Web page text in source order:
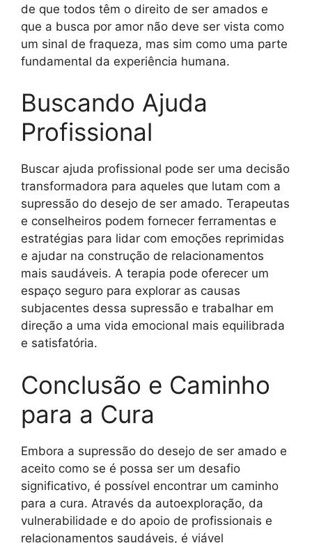
de que todos têm o direito de ser amados e
que a busca por amor não deve ser vista como
um sinal de fraqueza, mas sim como uma parte
fundamental da experiência humana.
Buscando Ajuda
Profissional
Buscar ajuda profissional pode ser uma decisão
transformadora para aqueles que lutam com a
supressão do desejo de ser amado. Terapeutas
e conselheiros podem fornecer ferramentas e
estratégias para lidar com emoções reprimidas
e ajudar na construção de relacionamentos
mais saudáveis. A terapia pode oferecer um
espaço seguro para explorar as causas
subjacentes dessa supressão e trabalhar em
direção a uma vida emocional mais equilibrada
e satisfatória.
Conclusão e Caminho
para a Cura
Embora a supressão do desejo de ser amado e
aceito como se é possa ser um desafio
significativo, é possível encontrar um caminho
para a cura. Através da autoexploração, da
vulnerabilidade e do apoio de profissionais e
relacionamentos saudáveis, é viável